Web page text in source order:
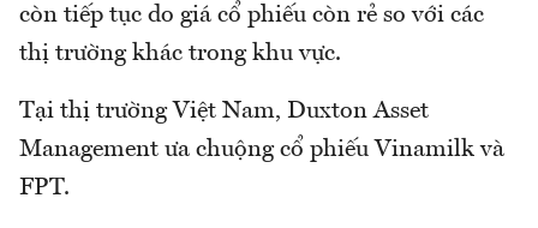
còn tiếp tục do giá cổ phiếu còn rẻ so với các
thị trường khác trong khu vực.
Tại thị trường Việt Nam, Duxton Asset
Management ưa chuộng cổ phiếu Vinamilk và
FPT.